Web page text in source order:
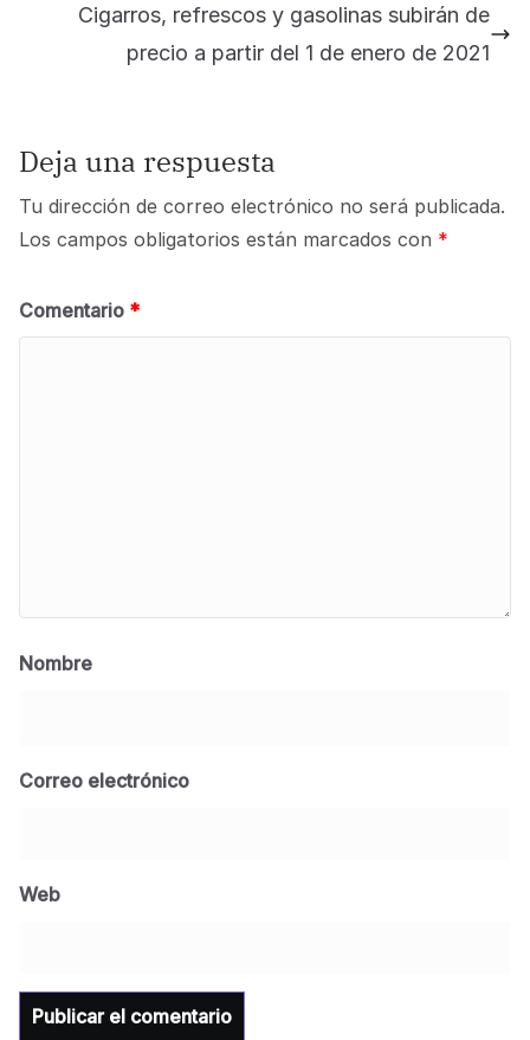
Cigarros, refrescos y gasolinas subirán de
precio a partir del 1 de enero de 2021
Deja una respuesta
Tu dirección de correo electrónico no será publicada.
Los campos obligatorios están marcados con *
Comentario *
Nombre
Correo electrónico
Web
para la Universidad y para el municipio